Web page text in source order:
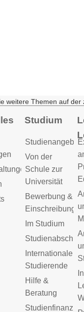
weitere Themen auf
Studium
Studienangebot
Von der
Schule zur
Universität
Bewerbung &
Einschreibung
Im Studium
Internationale
Studierende
Hilfe &
Beratung